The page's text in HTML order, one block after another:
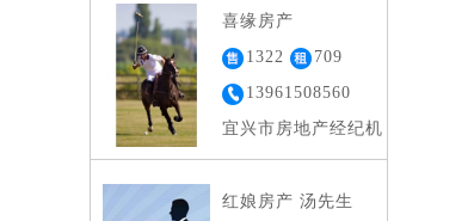
喜缘房产
1322
709
13961508560
宜兴市房地产经纪机
构备案证书
红娘房产 汤先生